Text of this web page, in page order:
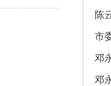
陈
市
育
邓
邓